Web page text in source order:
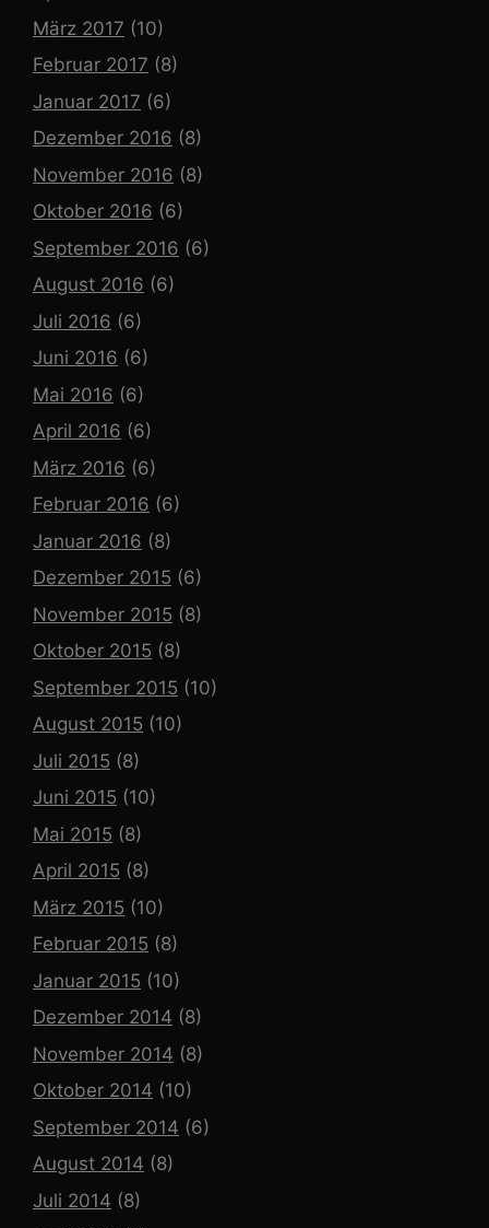
März 2017 (10)
Februar 2017 (8)
Januar 2017 (6)
Dezember 2016 (8)
November 2016 (8)
Oktober 2016 (6)
September 2016 (6)
August 2016 (6)
Juli 2016 (6)
Juni 2016 (6)
Mai 2016 (6)
April 2016 (6)
März 2016 (6)
Februar 2016 (6)
Januar 2016 (8)
Dezember 2015 (6)
November 2015 (8)
Oktober 2015 (8)
September 2015 (10)
August 2015 (10)
Juli 2015 (8)
Juni 2015 (10)
Mai 2015 (8)
April 2015 (8)
März 2015 (10)
Februar 2015 (8)
Januar 2015 (10)
Dezember 2014 (8)
November 2014 (8)
Oktober 2014 (10)
September 2014 (6)
August 2014 (8)
Juli 2014 (8)